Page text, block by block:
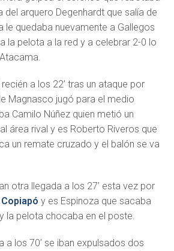
del arquero Degenhardt que salía de
le quedaba nuevamente a Gallegos
la pelota a la red y a celebrar 2-0 lo
a los 22’ tras un ataque por
Magnasco jugó para el medio
Camilo Núñez quien metió un
área rival y es Roberto Riveros que
un remate cruzado y el balón se va
otra llegada a los 27’ esta vez por
Copiapó y es Espinoza que sacaba
la pelota chocaba en el poste.
a los 70’ se iban expulsados dos